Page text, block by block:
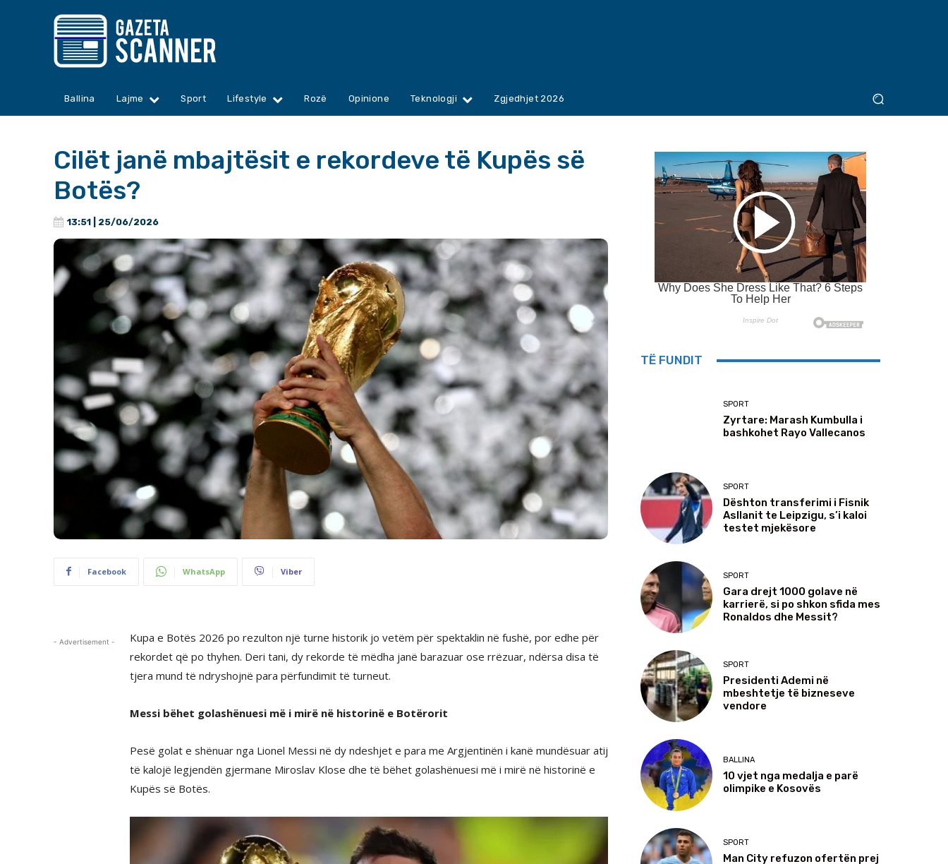
Ballina Lajme Sport Lifestyle Rozë Opinione Teknologji Zgjedhjet 2026
Cilët janë mbajtësit e rekordeve të Kupës së
Botës?
13:51 | 25/06/2026
Facebook WhatsApp Viber
- Advertisement -
Kupa e Botës 2026 po rezulton një turne historik jo vetëm për spektaklin në fushë, por edhe për
rekordet që po thyhen. Deri tani, dy rekorde të mëdha janë barazuar ose rrëzuar, ndërsa disa të
tjera mund të ndryshojnë para përfundimit të turneut.
Messi bëhet golashënuesi më i mirë në historinë e Botërorit
Pesë golat e shënuar nga Lionel Messi në dy ndeshjet e para me Argjentinën i kanë mundësuar atij
të kalojë legjendën gjermane Miroslav Klose dhe të bëhet golashënuesi më i mirë në historinë e
Kupës së Botës.
TË FUNDIT
SPORT
Zyrtare: Marash Kumbulla i
bashkohet Rayo Vallecanos
SPORT
Dështon transferimi i Fisnik
Asllanit te Leipzigu, s’i kaloi
testet mjekësore
SPORT
Gara drejt 1000 golave në
karrierë, si po shkon sfida mes
Ronaldos dhe Messit?
SPORT
Presidenti Ademi në
mbeshtetje të bizneseve
vendore
BALLINA
10 vjet nga medalja e parë
olimpike e Kosovës
SPORT
Man City refuzon ofertën prej